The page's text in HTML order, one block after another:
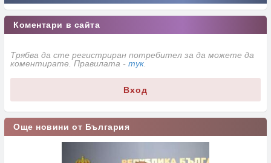
Коментари в сайта
Трябва да сте регистриран потребител за да можете да
коментирате. Правилата - тук
Вход
Още новини от България